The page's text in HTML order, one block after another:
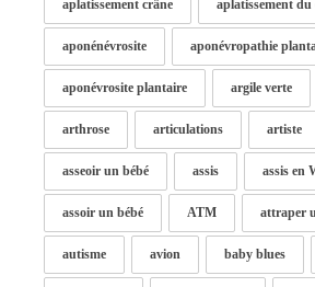
aplatissement crâne aplatissement du
aponénévrosite aponévropathie
aponévrosite plantaire argile verte
arthrose articulations artiste
asseoir un bébé assis assis en
assoir un bébé ATM attraper
autisme avion baby blues